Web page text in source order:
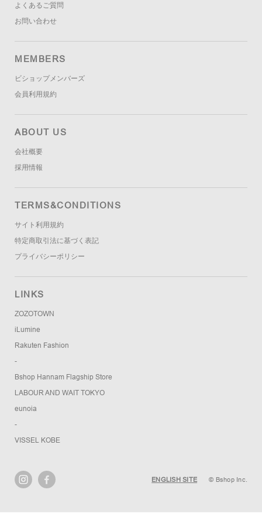
よくあるご質問
お問い合わせ
MEMBERS
ビショップメンバーズ
会員利用規約
ABOUT US
会社概要
採用情報
TERMS&CONDITIONS
サイト利用規約
特定商取引法に基づく表記
プライバシーポリシー
LINKS
ZOZOTOWN
iLumine
Rakuten Fashion
-
Bshop Hannam Flagship Store
LABOUR AND WAIT TOKYO
eunoia
-
VISSEL KOBE
ENGLISH SITE © Bshop Inc.